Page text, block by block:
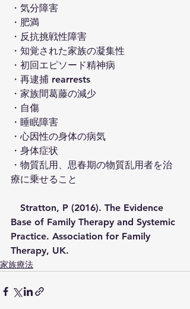
・気分障害
・肥満
・反抗挑戦性障害
・知覚された家族の凝集性
・初回エピソード精神病
・再逮捕 rearrests
・家族間葛藤の減少
・自傷
・睡眠障害
・心因性の身体の病気
・身体症状
・物質乱用、思春期の物質乱用者を治
療に乗せること
Stratton, P (2016). The Evidence
Base of Family Therapy and Systemic
Practice. Association for Family
Therapy, UK.
家族療法